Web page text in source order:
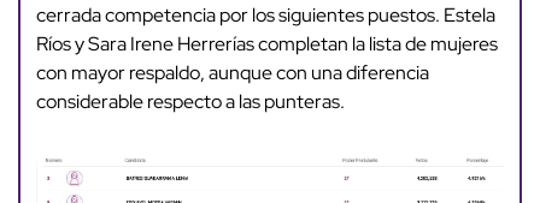
cerrada competencia por los siguientes puestos. Estela
Ríos y Sara Irene Herrerías completan la lista de mujeres
con mayor respaldo, aunque con una diferencia
considerable respecto a las punteras.